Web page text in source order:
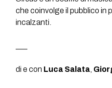
che coinvolge il pubblico in
incalzanti.
di e con Luca Salata